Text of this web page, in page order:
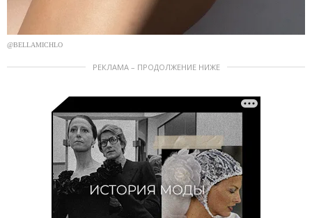
@BELLAMICHLO
РЕКЛАМА – ПРОДОЛЖЕНИЕ НИЖЕ